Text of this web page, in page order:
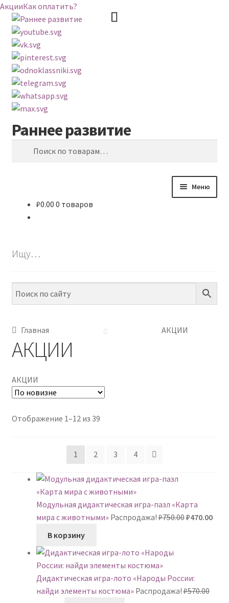
АкцииКак оплатить?
Перейти
к
навигации
Перейти
к
содержимому
Раннее развитие
Поиск
Меню
ПО НАВЫКАМ
МЕТОДИКИ
ИГРЫ НА ЛИПУЧКАХ
₽0.00 0 товаров
Ищу…
Главная АКЦИИ
АКЦИИ
АКЦИИ
Отображение 1–12 из 39Сортировка:
1
2 3 4
Модульная дидактическая игра-пазл «Карта
мира с животными» Распродажа!₽750.00₽470.00
В корзину
Дидактическая игра-лото «Народы России:
найди элементы костюма» Распродажа!₽570.00